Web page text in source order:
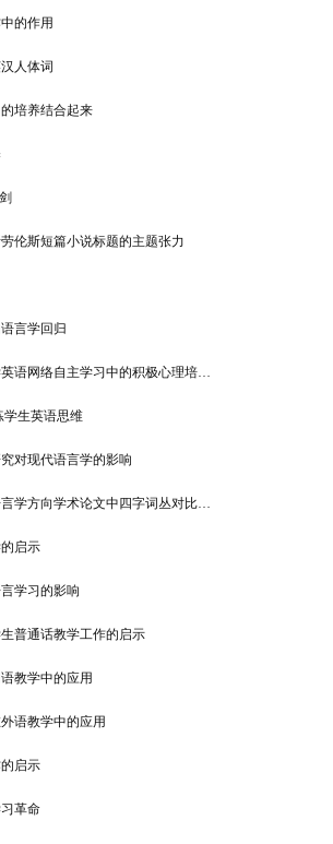
的作用
人体词
培养结合起来
伦斯短篇小说标题的主题张力
言学回归
语网络自主学习中的积极心理培…
学生英语思维
对现代语言学的影响
学方向学术论文中四字词丛对比…
启示
学习的影响
普通话教学工作的启示
教学中的应用
语教学中的应用
启示
革命